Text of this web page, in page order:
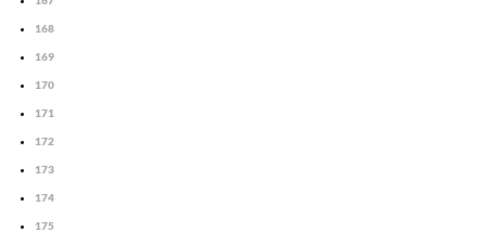
168
169
170
171
172
173
174
175